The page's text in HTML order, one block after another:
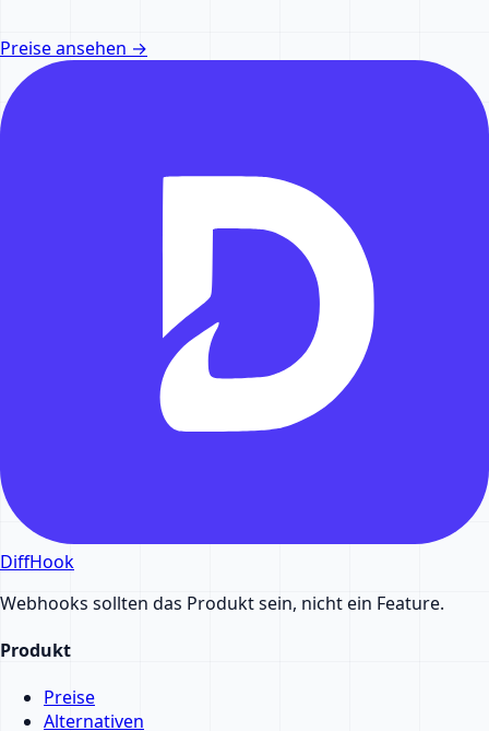
Preise ansehen →
DiffHook
Webhooks sollten das Produkt sein, nicht ein Feature.
Produkt
Preise
Alternativen